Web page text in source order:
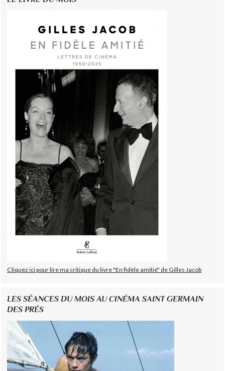
Cliquez ici pour lire ma critique du livre "En fidèle amitié" de Gilles Jacob
LES SÉANCES DU MOIS AU CINÉMA SAINT GERMAIN
DES PRÉS